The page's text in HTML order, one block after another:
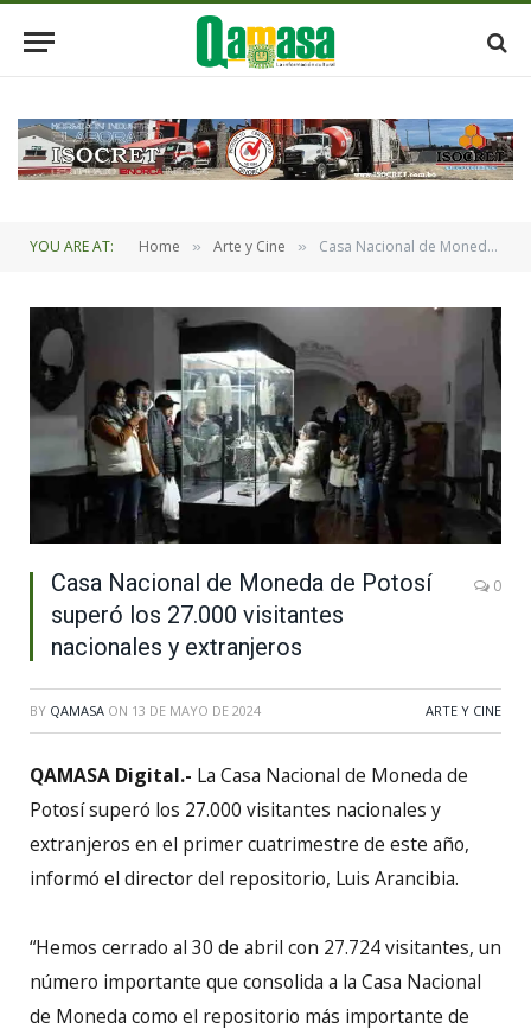
YOU ARE AT: Home » Arte y Cine » Casa Nacional de Moneda de Potosí superó los 27.000 visitantes nacionales y extranjeros
Casa Nacional de Moneda de Potosí
superó los 27.000 visitantes
nacionales y extranjeros
0
BY QAMASA ON 13 DE MAYO DE 2024 ARTE Y CINE
QAMASA Digital.- La Casa Nacional de Moneda de
Potosí superó los 27.000 visitantes nacionales y
extranjeros en el primer cuatrimestre de este año,
informó el director del repositorio, Luis Arancibia.
“Hemos cerrado al 30 de abril con 27.724 visitantes, un
número importante que consolida a la Casa Nacional
de Moneda como el repositorio más importante de